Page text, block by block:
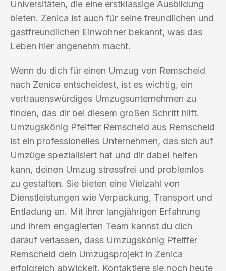
Universitäten, die eine erstklassige Ausbildung
bieten. Zenica ist auch für seine freundlichen und
gastfreundlichen Einwohner bekannt, was das
Leben hier angenehm macht.
Wenn du dich für einen Umzug von Remscheid
nach Zenica entscheidest, ist es wichtig, ein
vertrauenswürdiges Umzugsunternehmen zu
finden, das dir bei diesem großen Schritt hilft.
Umzugskönig Pfeiffer Remscheid aus Remscheid
ist ein professionelles Unternehmen, das sich auf
Umzüge spezialisiert hat und dir dabei helfen
kann, deinen Umzug stressfrei und problemlos
zu gestalten. Sie bieten eine Vielzahl von
Dienstleistungen wie Verpackung, Transport und
Entladung an. Mit ihrer langjährigen Erfahrung
und ihrem engagierten Team kannst du dich
darauf verlassen, dass Umzugskönig Pfeiffer
Remscheid dein Umzugsprojekt in Zenica
erfolgreich abwickelt. Kontaktiere sie noch heute